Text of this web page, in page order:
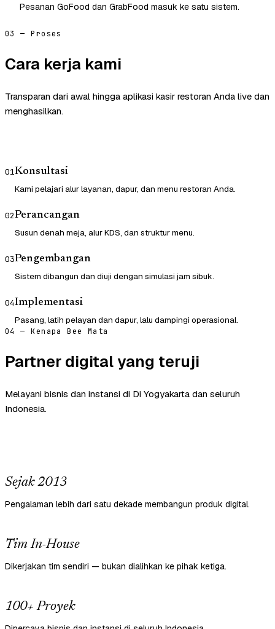
Pesanan GoFood dan GrabFood masuk ke satu sistem.
03 — Proses
Cara kerja kami
Transparan dari awal hingga aplikasi kasir restoran Anda live dan
menghasilkan.
01Konsultasi
Kami pelajari alur layanan, dapur, dan menu restoran Anda.
02Perancangan
Susun denah meja, alur KDS, dan struktur menu.
03Pengembangan
Sistem dibangun dan diuji dengan simulasi jam sibuk.
04Implementasi
Pasang, latih pelayan dan dapur, lalu dampingi operasional.
04 — Kenapa Bee Mata
Partner digital yang teruji
Melayani bisnis dan instansi di Di Yogyakarta dan seluruh
Indonesia.
Sejak 2013
Pengalaman lebih dari satu dekade membangun produk digital.
Tim In-House
Dikerjakan tim sendiri — bukan dialihkan ke pihak ketiga.
100+ Proyek